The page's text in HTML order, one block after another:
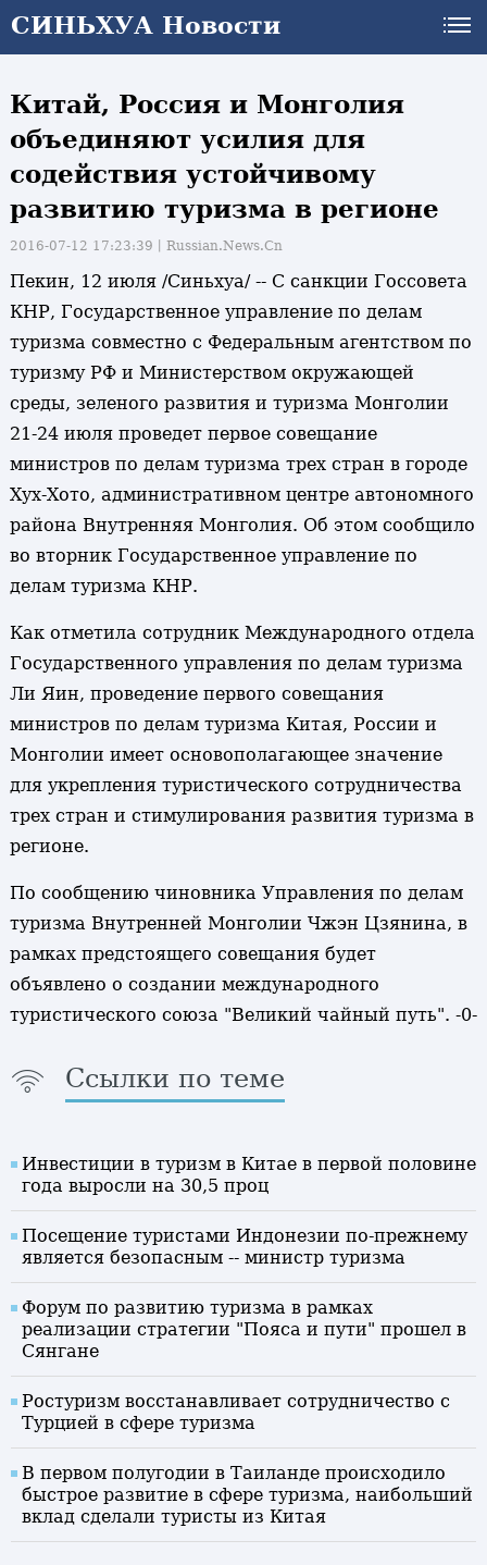
СИНЬХУА Новости
Китай, Россия и Монголия
объединяют усилия для
содействия устойчивому
развитию туризма в регионе
2016-07-12 17:23:39丨 Russian.News.Cn
Пекин, 12 июля /Синьхуа/ -- С санкции Госсовета
КНР, Государственное управление по делам
туризма совместно с Федеральным агентством по
туризму РФ и Министерством окружающей
среды, зеленого развития и туризма Монголии
21-24 июля проведет первое совещание
министров по делам туризма трех стран в городе
Хух-Хото, административном центре автономного
района Внутренняя Монголия. Об этом сообщило
во вторник Государственное управление по
делам туризма КНР.
Как отметила сотрудник Международного отдела
Государственного управления по делам туризма
Ли Яин, проведение первого совещания
министров по делам туризма Китая, России и
Монголии имеет основополагающее значение
для укрепления туристического сотрудничества
трех стран и стимулирования развития туризма в
регионе.
По сообщению чиновника Управления по делам
туризма Внутренней Монголии Чжэн Цзянина, в
рамках предстоящего совещания будет
объявлено о создании международного
туристического союза "Великий чайный путь". -0-
Ссылки по теме
Инвестиции в туризм в Китае в первой половине
года выросли на 30,5 проц
Посещение туристами Индонезии по-прежнему
является безопасным -- министр туризма
Форум по развитию туризма в рамках
реализации стратегии "Пояса и пути" прошел в
Сянгане
Ростуризм восстанавливает сотрудничество с
Турцией в сфере туризма
В первом полугодии в Таиланде происходило
быстрое развитие в сфере туризма, наибольший
вклад сделали туристы из Китая